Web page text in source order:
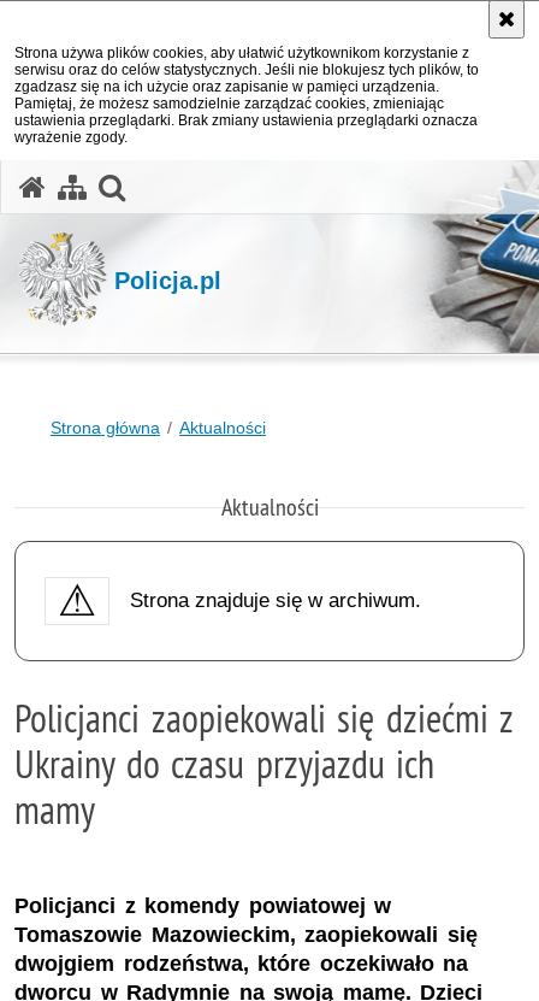
Strona używa plików cookies, aby ułatwić użytkownikom korzystanie z
serwisu oraz do celów statystycznych. Jeśli nie blokujesz tych plików, to
zgadzasz się na ich użycie oraz zapisanie w pamięci urządzenia.
Pamiętaj, że możesz samodzielnie zarządzać cookies, zmieniając
ustawienia przeglądarki. Brak zmiany ustawienia przeglądarki oznacza
wyrażenie zgody.
Policja.pl
Strona główna Aktualności
Aktualności
Strona znajduje się w archiwum.
Policjanci zaopiekowali się dziećmi z
Ukrainy do czasu przyjazdu ich
mamy
Policjanci z komendy powiatowej w
Tomaszowie Mazowieckim, zaopiekowali się
dwojgiem rodzeństwa, które oczekiwało na
dworcu w Radymnie na swoją mamę. Dzieci